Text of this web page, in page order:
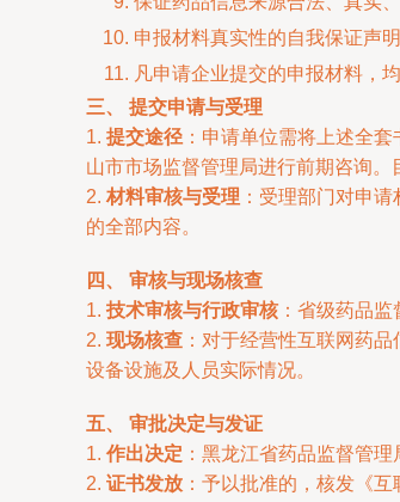
申报材料真实性的自我保证声
凡申请企业提交的申报材料，
三、 提交申请与受理
1. 提交途径 ：申请单位需将上述全
山市市场监督管理局进行前期咨询。
2. 材料审核与受理 ：受理部门对申
的全部内容。
四、 审核与现场核查
1. 技术审核与行政审核：省级药品监
2. 现场核查 ：对于经营性互联网药
设备设施及人员实际情况。
五、 审批决定与发证
1. 作出决定 ：黑龙江省药品监督管
2. 证书发放 ：予以批准的，核发《